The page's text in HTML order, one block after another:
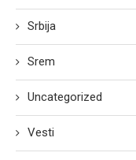
Srbija
Srem
Uncategorized
Vesti